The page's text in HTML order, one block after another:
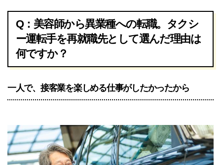
Q：美容師から異業種への転職。タクシ
ー運転手を再就職先として選んだ理由は
何ですか？
一人で、接客業を楽しめる仕事がしたかったから